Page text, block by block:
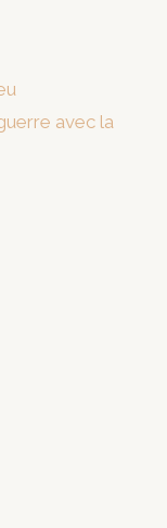
avec la